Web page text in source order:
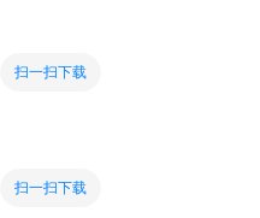
扫一扫下载
扫一扫下载